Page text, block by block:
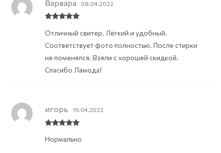
of 5
Варвара 08.04.2022
Отличный свитер. Лёгкий и удобный.
Соответствует фото полностью. После стирки
не поменялся. Взяли с хорошей скидкой.
Спасибо Ламода!
of 5
игорь 19.04.2022
Нормально